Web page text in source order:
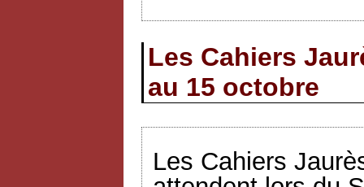
Les Cahiers
au 15 octobre
Les Cahiers